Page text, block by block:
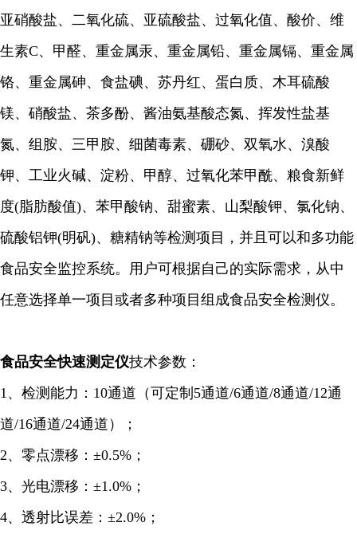
亚硝酸盐、二氧化硫、亚硫酸盐、过氧化值、酸价、维
生素C、甲醛、重金属汞、重金属铅、重金属镉、重金属
铬、重金属砷、食盐碘、苏丹红、蛋白质、木耳硫酸
镁、硝酸盐、茶多酚、酱油氨基酸态氮、挥发性盐基
氮、组胺、三甲胺、细菌毒素、硼砂、双氧水、溴酸
钾、工业火碱、淀粉、甲醇、过氧化苯甲酰、粮食新鲜
度(脂肪酸值)、苯甲酸钠、甜蜜素、山梨酸钾、氯化钠、
硫酸铝钾(明矾)、糖精钠等检测项目，并且可以和多功能
食品安全监控系统。用户可根据自己的实际需求，从中
任意选择单一项目或者多种项目组成食品安全检测仪。
食品安全快速测定仪技术参数：
1、检测能力：10通道（可定制5通道/6通道/8通道/12通
道/16通道/24通道）；
2、零点漂移：±0.5%；
3、光电漂移：±1.0%；
4、透射比误差：±2.0%；